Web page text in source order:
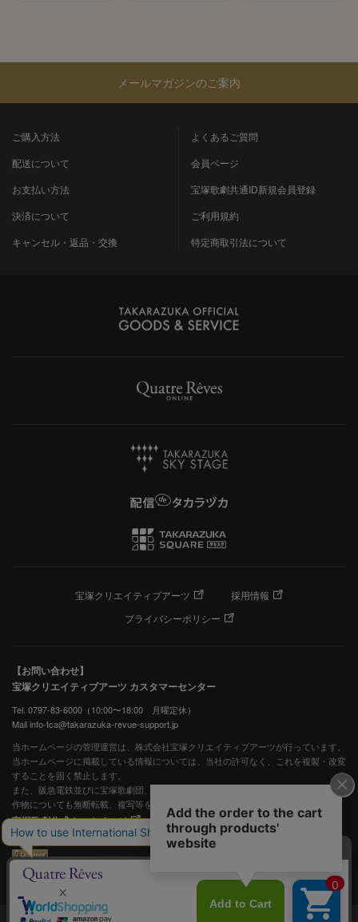
メールマガジンのご案内
ご購入方法
配送について
お支払い方法
決済について
キャンセル・返品・交換
よくあるご質問
会員ページ
宝塚歌劇共通ID新規会員登録
ご利用規約
特定商取引法について
宝塚クリエイティブアーツ
採用情報
プライバシーポリシー
【お問い合わせ】
宝塚クリエイティブアーツ カスタマーセンター
Tel. 0797-83-6000（10:00〜18:00 月曜定休）
Mail info-tca@takarazuka-revue-support.jp
当ホームページの管理運営は、株式会社宝塚クリエイティブアーツが行っています。
当ホームページに掲載している情報については、当社の許可なく、これを複製・改変
することを固く禁止します。
また、阪急電鉄並びに宝塚歌劇団、宝塚クリエイティブアーツの出版物ほか写真等著
作物についても無断転載、複写等を禁じます。
宝塚歌劇公式ホームページ
JASRAC許諾番号：S0507081515
JASRAC許諾番号：9009941002Y45040